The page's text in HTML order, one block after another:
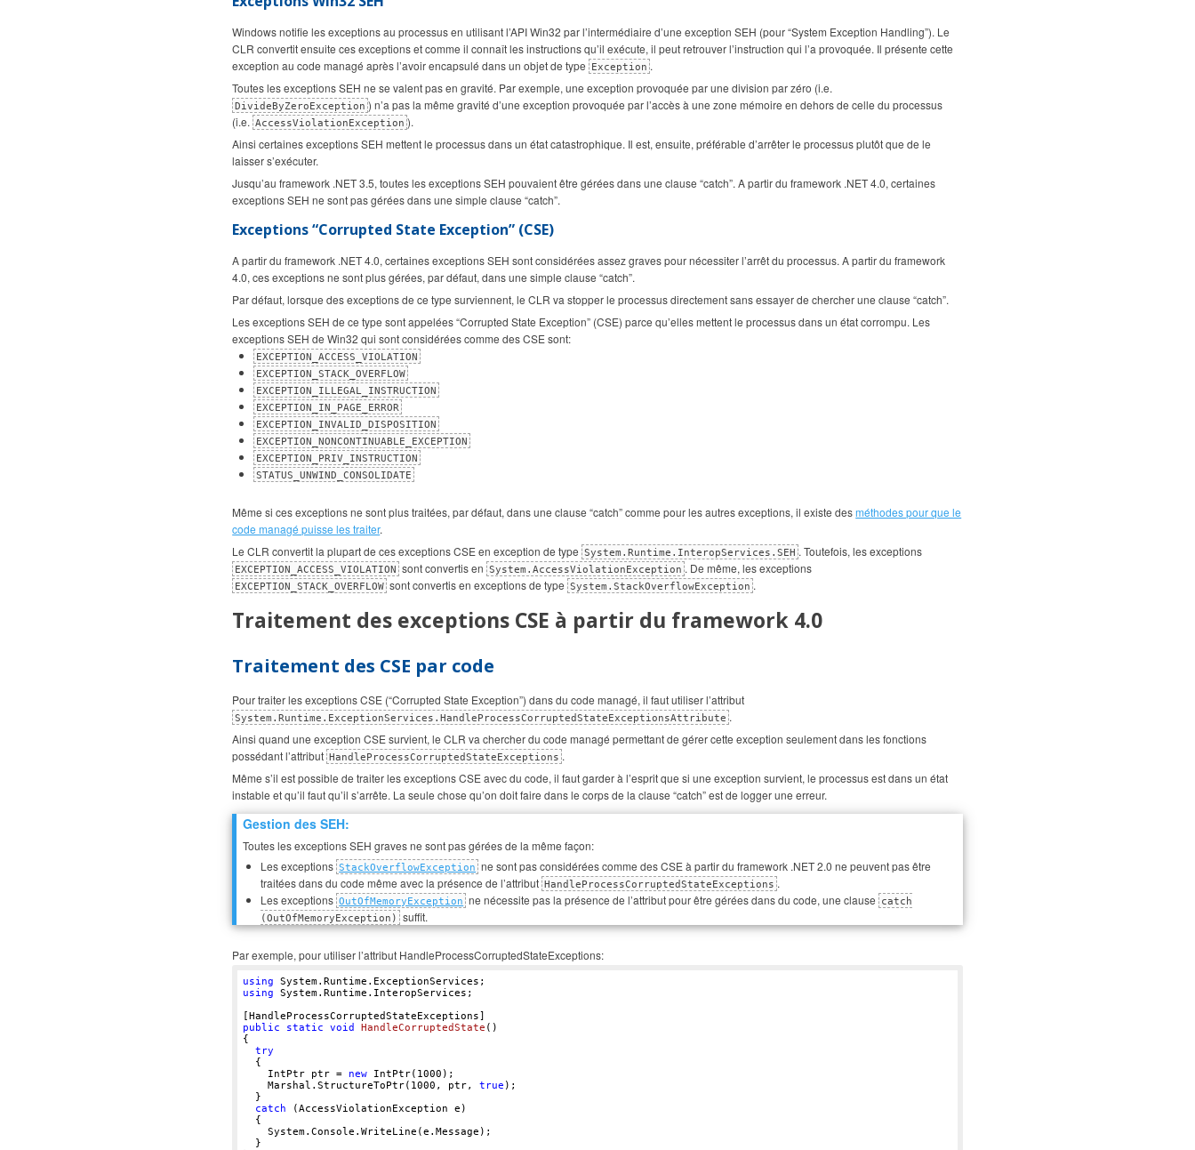
Windows notifie les exceptions au processus en utilisant l’API Win32 par l’intermédiaire d’une exception SEH (pour “System Exception Handling”). Le
CLR convertit ensuite ces exceptions et comme il connaît les instructions qu’il exécute, il peut retrouver l’instruction qui l’a provoquée. Il présente cette
exception au code managé après l’avoir encapsulé dans un objet de type Exception .
Toutes les exceptions SEH ne se valent pas en gravité. Par exemple, une exception provoquée par une division par zéro (i.e.
DivideByZeroException ) n’a pas la même gravité d’une exception provoquée par l’accès à une zone mémoire en dehors de celle du processus
(i.e. AccessViolationException ).
Ainsi certaines exceptions SEH mettent le processus dans un état catastrophique. Il est, ensuite, préférable d’arrêter le processus plutôt que de le
laisser s’exécuter.
Jusqu’au framework .NET 3.5, toutes les exceptions SEH pouvaient être gérées dans une clause “catch”. A partir du framework .NET 4.0, certaines
exceptions SEH ne sont pas gérées dans une simple clause “catch”.
Exceptions “Corrupted State Exception” (CSE)
A partir du framework .NET 4.0, certaines exceptions SEH sont considérées assez graves pour nécessiter l’arrêt du processus. A partir du framework
4.0, ces exceptions ne sont plus gérées, par défaut, dans une simple clause “catch”.
Par défaut, lorsque des exceptions de ce type surviennent, le CLR va stopper le processus directement sans essayer de chercher une clause “catch”.
Les exceptions SEH de ce type sont appelées “Corrupted State Exception” (CSE) parce qu’elles mettent le processus dans un état corrompu. Les
exceptions SEH de Win32 qui sont considérées comme des CSE sont:
EXCEPTION_ACCESS_VIOLATION
EXCEPTION_STACK_OVERFLOW
EXCEPTION_ILLEGAL_INSTRUCTION
EXCEPTION_IN_PAGE_ERROR
EXCEPTION_INVALID_DISPOSITION
EXCEPTION_NONCONTINUABLE_EXCEPTION
EXCEPTION_PRIV_INSTRUCTION
STATUS_UNWIND_CONSOLIDATE
Même si ces exceptions ne sont plus traitées, par défaut, dans une clause “catch” comme pour les autres exceptions, il existe desméthodes pour que le
code managé puisse les traiter.
Le CLR convertit la plupart de ces exceptions CSE en exception de type System.Runtime.InteropServices.SEH . Toutefois, les exceptions
EXCEPTION_ACCESS_VIOLATION sont convertis en System.AccessViolationException . De même, les exceptions
EXCEPTION_STACK_OVERFLOW sont convertis en exceptions de type System.StackOverflowException .
Traitement des exceptions CSE à partir du framework 4.0
Traitement des CSE par code
Pour traiter les exceptions CSE (“Corrupted State Exception”) dans du code managé, il faut utiliser l’attribut
System.Runtime.ExceptionServices.HandleProcessCorruptedStateExceptionsAttribute .
Ainsi quand une exception CSE survient, le CLR va chercher du code managé permettant de gérer cette exception seulement dans les fonctions
possédant l’attribut HandleProcessCorruptedStateExceptions .
Même s’il est possible de traiter les exceptions CSE avec du code, il faut garder à l’esprit que si une exception survient, le processus est dans un état
instable et qu’il faut qu’il s’arrête. La seule chose qu’on doit faire dans le corps de la clause “catch” est de logger une erreur.
Gestion des SEH:
Toutes les exceptions SEH graves ne sont pas gérées de la même façon:
Les exceptions StackOverflowException ne sont pas considérées comme des CSE à partir du framework .NET 2.0 ne peuvent pas être
traitées dans du code même avec la présence de l’attribut HandleProcessCorruptedStateExceptions .
Les exceptions OutOfMemoryException ne nécessite pas la présence de l’attribut pour être gérées dans du code, une clause catch
(OutOfMemoryException)
suffit.
Par exemple, pour utiliser l’attribut HandleProcessCorruptedStateExceptions:
using
using System.Runtime.InteropServices;
public
static void HandleCorruptedState ()
{
try
  {
    IntPtr ptr =
new IntPtr( 1000 );
    Marshal.StructureToPtr(
1000 , ptr, true );
  }
catch (AccessViolationException e)
  {
    System.Console.WriteLine(e.Message);
  }